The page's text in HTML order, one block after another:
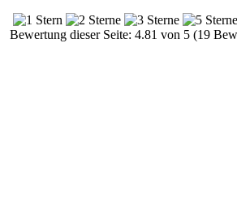
Bewertung dieser Seite: 4.81 von 5 (19